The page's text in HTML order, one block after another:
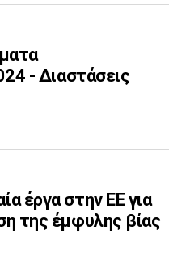
- Διαστάσεις
έργα στην ΕΕ για
της έμφυλης βίας